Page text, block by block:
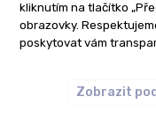
Rybolovné techniky
Dravci
Položená
kliknutím na tlačítko
obrazovky.
poskytovat vám
Zobrazit